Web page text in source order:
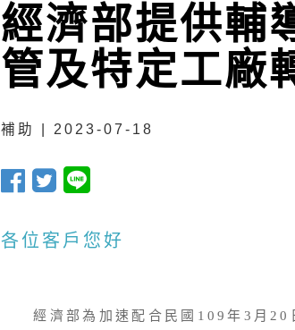
經濟部提供輔
管及特定工廠
補助 | 2023-07-18
各位客戶您好
經濟部為加速配合民國109年3月20